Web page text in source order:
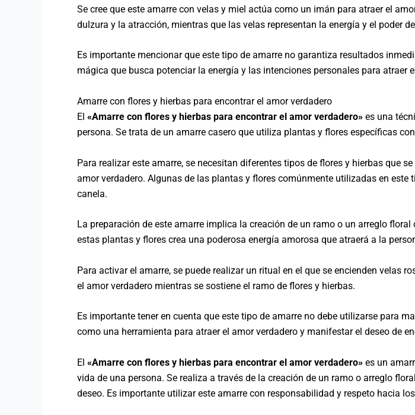
Se cree que este amarre con velas y miel actúa como un imán para atraer el
dulzura y la atracción, mientras que las velas representan la energía y el poder
Es importante mencionar que este tipo de amarre no garantiza resultados
mágica que busca potenciar la energía y las intenciones personales para atraer
Amarre con flores y hierbas para encontrar el amor verdadero
El «Amarre con flores y hierbas para encontrar el amor verdadero» es una
persona. Se trata de un amarre casero que utiliza plantas y flores específicas
Para realizar este amarre, se necesitan diferentes tipos de flores y hierbas que
amor verdadero. Algunas de las plantas y flores comúnmente utilizadas en
canela.
La preparación de este amarre implica la creación de un ramo o un arreglo
estas plantas y flores crea una poderosa energía amorosa que atraerá a la
Para activar el amarre, se puede realizar un ritual en el que se encienden velas
el amor verdadero mientras se sostiene el ramo de flores y hierbas.
Es importante tener en cuenta que este tipo de amarre no debe utilizarse para
como una herramienta para atraer el amor verdadero y manifestar el deseo de
El «Amarre con flores y hierbas para encontrar el amor verdadero» es un
vida de una persona. Se realiza a través de la creación de un ramo o arreglo
deseo. Es importante utilizar este amarre con responsabilidad y respeto hacia